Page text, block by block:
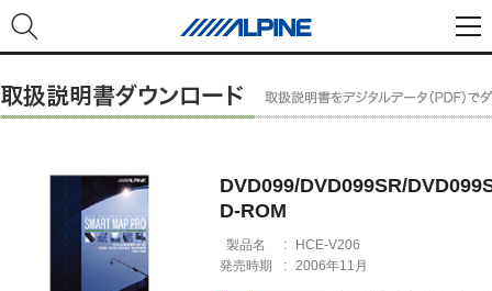
DVD099/DVD099SR/
D-ROM
製品名 :
HCE-V206
発売時期
: 2006年11月